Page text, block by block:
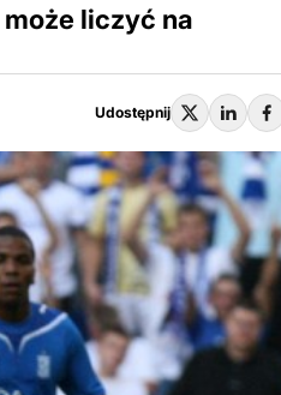
liczyć na
Udostępnij